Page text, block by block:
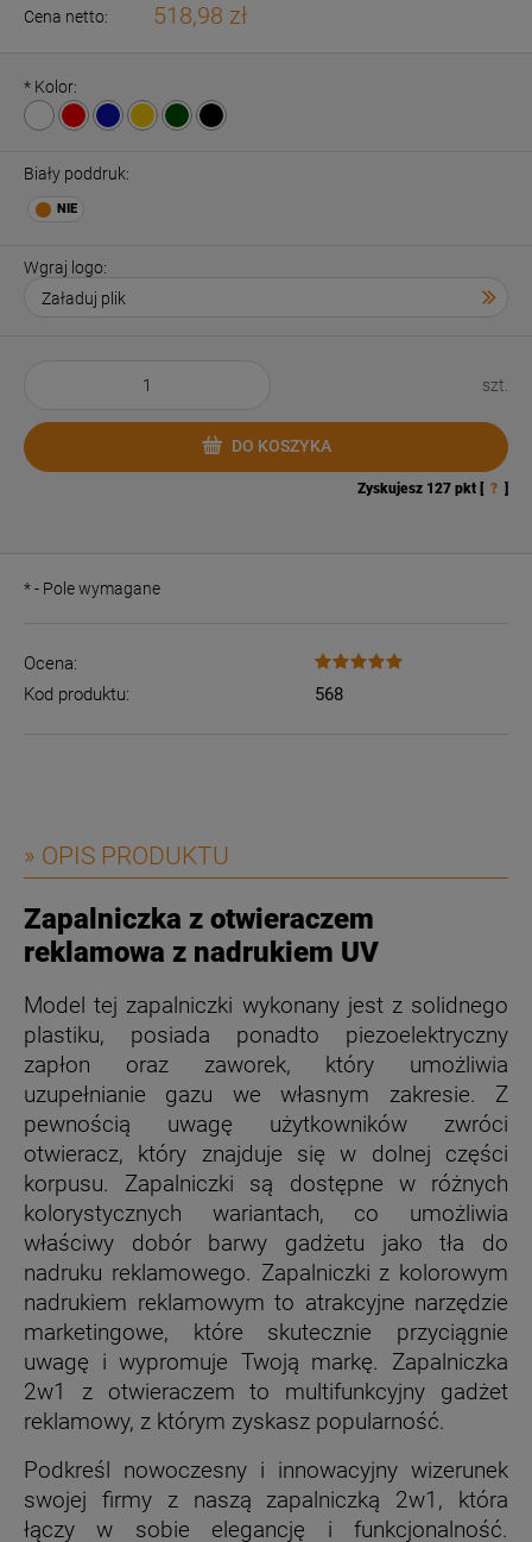
Cena netto: 518,98 zł
* Kolor:
Biały poddruk:
Wgraj logo:
szt.
DO KOSZYKA
Zyskujesz 127 pkt [ ? ]
*- Pole wymagane
Ocena:
Kod produktu:
568
» OPIS PRODUKTU
Zapalniczka z otwieraczem
reklamowa z nadrukiem UV
Model tej zapalniczki wykonany jest z solidnego
plastiku, posiada ponadto piezoelektryczny
zapłon oraz zaworek, który umożliwia
uzupełnianie gazu we własnym zakresie. Z
pewnością uwagę użytkowników zwróci
otwieracz, który znajduje się w dolnej części
korpusu. Zapalniczki są dostępne w różnych
kolorystycznych wariantach, co umożliwia
właściwy dobór barwy gadżetu jako tła do
nadruku reklamowego. Zapalniczki z kolorowym
nadrukiem reklamowym to atrakcyjne narzędzie
marketingowe, które skutecznie przyciągnie
uwagę i wypromuje Twoją markę. Zapalniczka
2w1 z otwieraczem to multifunkcyjny gadżet
reklamowy, z którym zyskasz popularność.
Podkreśl nowoczesny i innowacyjny wizerunek
swojej firmy z naszą zapalniczką 2w1, która
łączy w sobie elegancję i funkcjonalność.